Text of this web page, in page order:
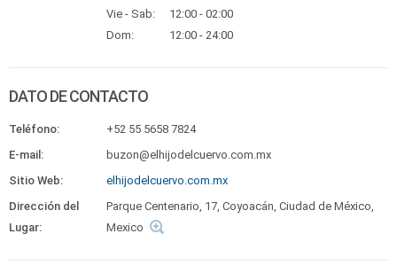
Vie - Sab:
12:00 - 02:00
Dom:
12:00 - 24:00
DATO DE CONTACTO
Teléfono:
+52 55 5658 7824
E-mail:
buzon@elhijodelcuervo.com.mx
Sitio Web:
elhijodelcuervo.com.mx
Dirección del
Lugar:
Parque Centenario, 17, Coyoacán, Ciudad de México,
Mexico